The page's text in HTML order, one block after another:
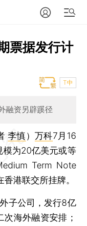
票据发行计
T中
融资另辟蹊径
李慎） 万科7月16
模为20亿美元或等
Term Note
港联交所挂牌。
子公司，发行8亿
海外融资安排；